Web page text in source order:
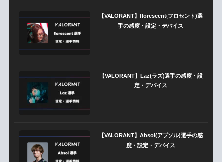
【VALORANT】florescent(フロセント)選
手の感度・設定・デバイス
【VALORANT】Laz(ラズ)選手の感度・設
定・デバイス
【VALORANT】Absol(アブソル)選手の感
度・設定・デバイス